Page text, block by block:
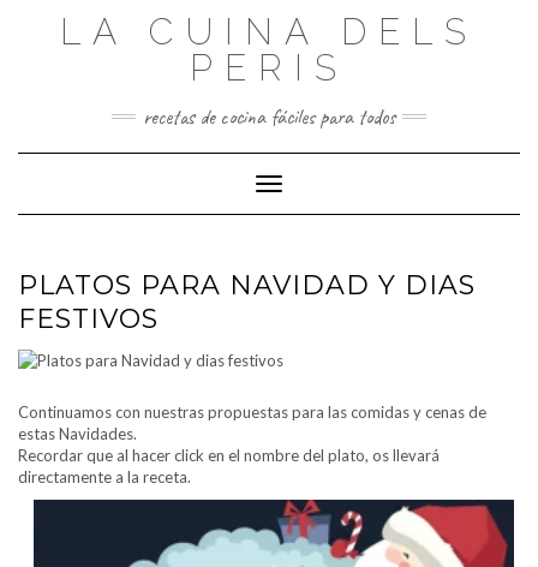
LA CUINA DELS
PERIS
recetas de cocina fáciles para todos
Cambiar modo de navegación
PLATOS PARA NAVIDAD Y DIAS
FESTIVOS
Continuamos con nuestras propuestas para las comidas y cenas de
estas Navidades.
Recordar que al hacer click en el nombre del plato, os llevará
directamente a la receta.